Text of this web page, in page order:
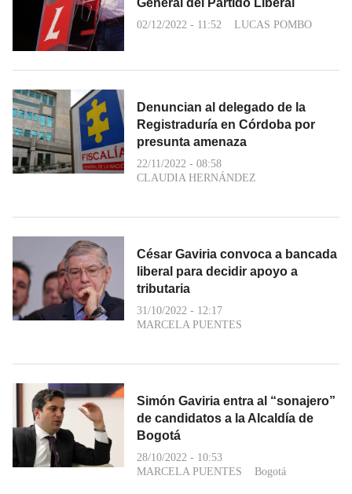
02/12/2022 - 11:52 LUCAS POMBO
Denuncian al delegado de la
Registraduría en Córdoba por
presunta amenaza
22/11/2022 - 08:58
CLAUDIA HERNÁNDEZ
César Gaviria convoca a bancada
liberal para decidir apoyo a
tributaria
31/10/2022 - 12:17
MARCELA PUENTES
Simón Gaviria entra al “sonajero”
de candidatos a la Alcaldía de
Bogotá
28/10/2022 - 10:53
MARCELA PUENTES
Bogotá